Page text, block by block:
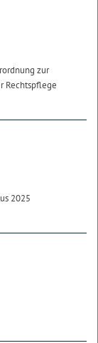
zur
Rechtspflege
2025